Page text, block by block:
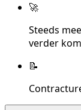
🚀
Steeds
verder
📝